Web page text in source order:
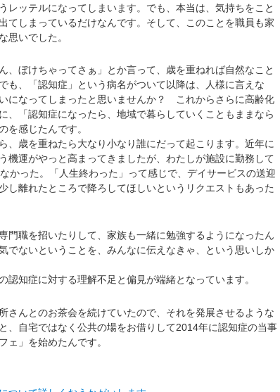
レッテルになってしまいます。でも、本当は、気持ちをこと
てしまっているだけなんです。そして、このことを職員も家
思いでした。
ぼけちゃってさぁ」とか言って、歳を重ねれば自然なこと
も、「認知症」という病名がついて以降は、人様に言えな
になってしまったと思いませんか？ これからさらに高齢化
、「認知症になったら、地域で暮らしていくこともままなら
を感じたんです。
歳を重ねたら大なり小なり誰にだって起こります。近年に
機運がやっと高まってきましたが、わたしが施設に勤務して
かった。「人生終わった」って感じで、デイサービスの送迎
し離れたところで降ろしてほしいというリクエストもあった
職を招いたりして、家族も一緒に勉強するようになったん
でないということを、みんなに伝えなきゃ、という思いしか
知症に対する理解不足と偏見が端緒となっています。
んとのお茶会を続けていたので、それを発展させるような
、自宅ではなく公共の場をお借りして2014年に認知症の当事
ェ」を始めたんです。